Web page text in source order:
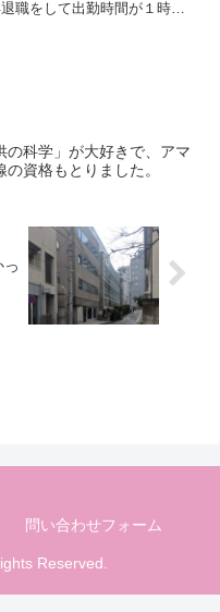
職をして出勤時間が１時間
の科学」が大好きで、アマ
の資格もとりました。
問い合わせフォーム
Reserved.